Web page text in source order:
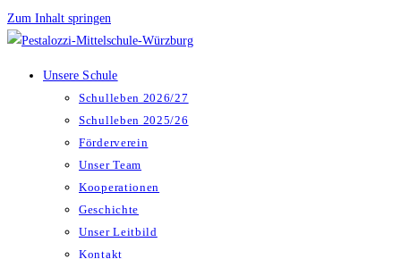
Zum Inhalt springen
Unsere Schule
Schulleben 2026/27
Schulleben 2025/26
Förderverein
Unser Team
Kooperationen
Geschichte
Unser Leitbild
Kontakt